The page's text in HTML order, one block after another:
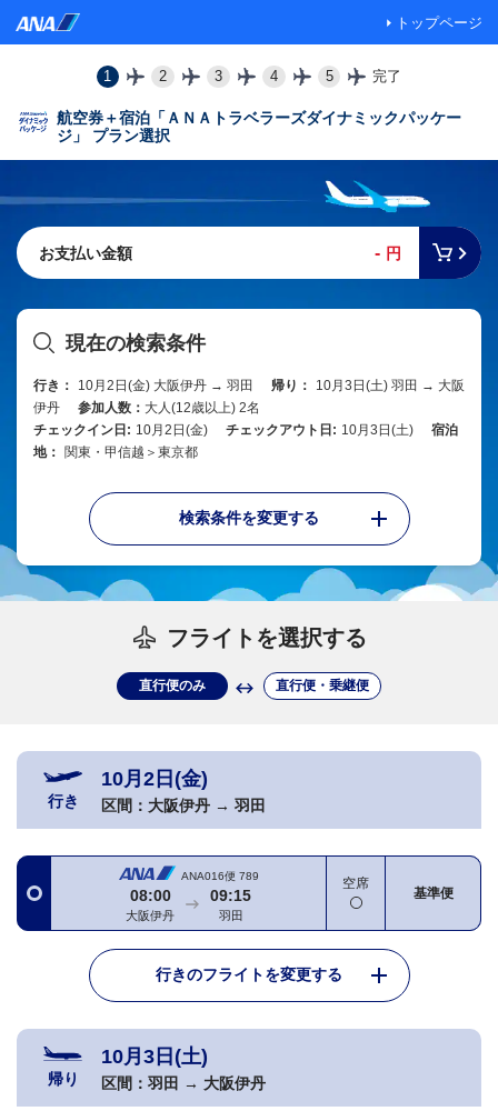
トップページ
1 2 3 4 5 完了
航空券＋宿泊「ＡＮＡトラベラーズダイナミックパッケー
ジ」 プラン選択
お支払い金額 - 円
現在の検索条件
行き： 10月2日(金) 大阪伊丹 → 羽田 帰り：
10月3日(土) 羽田 → 大阪
伊丹
参加人数： 大人(12歳以上) 2名
チェックイン日: 10月2日(金) チェックアウト日: 10月3日(土)
宿泊
地：
関東・甲信越＞東京都
検索条件を変更する
フライトを選択する
直行便のみ 直行便・乗継便
行き
10月2日(金)
区間： 大阪伊丹 → 羽田
ANA016便 789
08:00
大阪伊丹
09:15
羽田
空席
基準便
行きのフライトを変更する
帰り
10月3日(土)
区間： 羽田 → 大阪伊丹